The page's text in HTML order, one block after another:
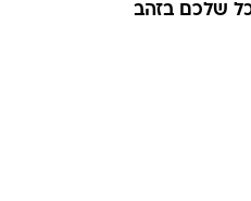
שלכם בזהב